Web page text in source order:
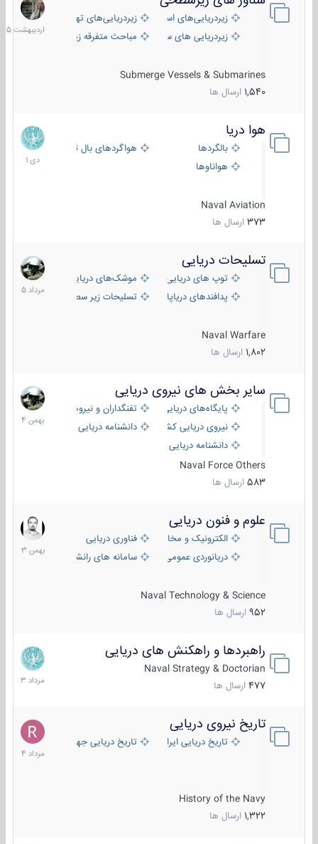
زیردریایی‌های استراتژیکزیردریایی‌های تهاجمی
زیردریایی های سبک
مباحث متفرقه زیرسطحی
Submerge Vessels & Submarines
1,540 ارسال ها
1405
هوا دریا
بالگردها
هواگردهای بال ثابت
هواناوها
Naval Aviation
373 ارسال ها
12
دی
1401
تسلیحات دریایی
توپ های دریایی
موشک‌های دریایی
پدافندهای دریاپایه
تسلیحات زیر سطحی
Naval Warfare
1,802 ارسال ها
2
مرداد
1405
سایر بخش های نیروی دریایی
پایگاه‌های دریایی
تفنگداران و نیروهای ویژه‌ی دریایی
نیروی دریایی کشورهای مختلفدانشنامه دریایی
دانشنامه دریایی کپی
Naval Force Others
583 ارسال ها
22
بهمن
1404
علوم و فنون دریایی
الکترونیک و مخابرات دریاییفناوری دریایی
دریانوردی عمومی
سامانه های رانشی دریایی
Naval Technology & Science
952 ارسال ها
6
بهمن
1403
راهبردها و راهکنش های دریایی
Naval Strategy & Doctorian
477 ارسال ها
2
مرداد
1403
تاریخ نیروی دریایی
تاریخ دریایی ایران تاریخ دریایی جهان
History of the Navy
1,322 ارسال ها
16
مرداد
1404